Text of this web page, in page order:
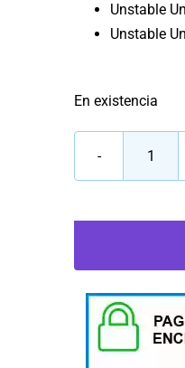
Unstable
Unstable
En existencia